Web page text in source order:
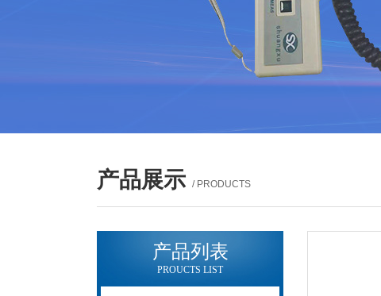
产品展示 / PRODUCTS
产品列表
PROUCTS LIST